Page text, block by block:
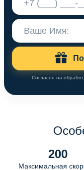
Согласен на
200
Максимальная